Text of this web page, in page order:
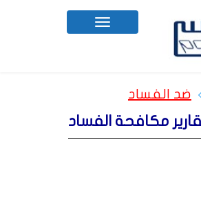
Toggle
navigation
ضد الفساد
مكافحة الفساد